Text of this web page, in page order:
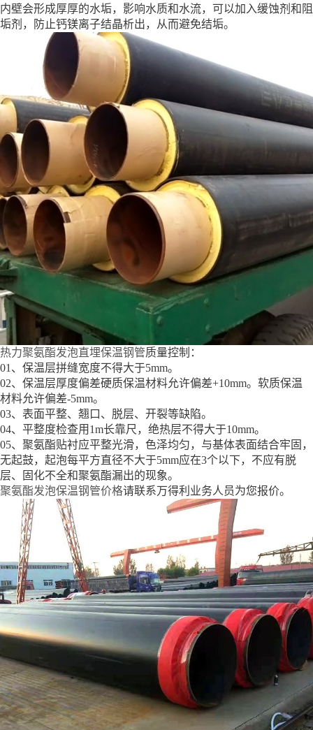
内壁会形成厚厚的水垢，影响水质和水流，可以加入缓蚀剂和阻
垢剂，防止钙镁离子结晶析出，从而避免结垢。
热力聚氨酯发泡直埋保温钢管质量控制：
01、保温层拼缝宽度不得大于5mm。
02、保温层厚度偏差硬质保温材料允许偏差+10mm。软质保温
材料允许偏差-5mm。
03、表面平整、翘口、脱层、开裂等缺陷。
04、平整度检查用1m长靠尺，绝热层不得大于10mm。
05、聚氨酯贴衬应平整光滑，色泽均匀，与基体表面结合牢固，
无起鼓，起泡每平方直径不大于5mm应在3个以下，不应有脱
层、固化不全和聚氨酯漏出的现象。
聚氨酯发泡保温钢管价格请联系万得利业务人员为您报价。